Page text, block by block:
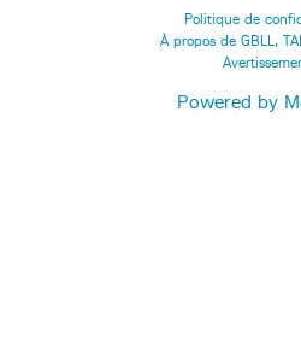
Politique de
À propos de GBLL,
Powered by